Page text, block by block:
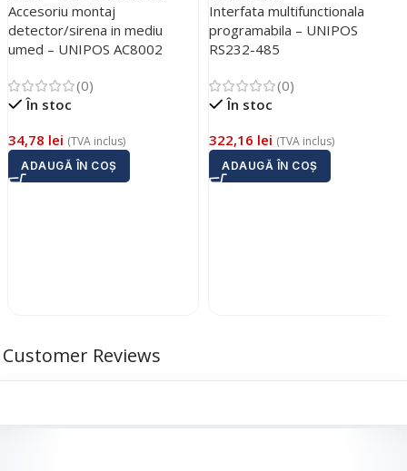
Accesoriu montaj
detector/sirena in mediu
umed – UNIPOS AC8002
(0)
În stoc
34,78 lei (TVA inclus)
ADAUGĂ ÎN COȘ
Interfata multifunctionala
programabila – UNIPOS
RS232-485
(0)
În stoc
322,16 lei (TVA inclus)
ADAUGĂ ÎN COȘ
Customer Reviews